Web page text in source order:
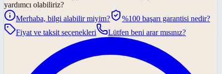
yardımcı olabiliriz?
Merhaba, bilgi alabilir miyim?
%100 başarı garantisi nedir?
Fiyat ve taksit seçenekleri
Lütfen beni arar mısınız?